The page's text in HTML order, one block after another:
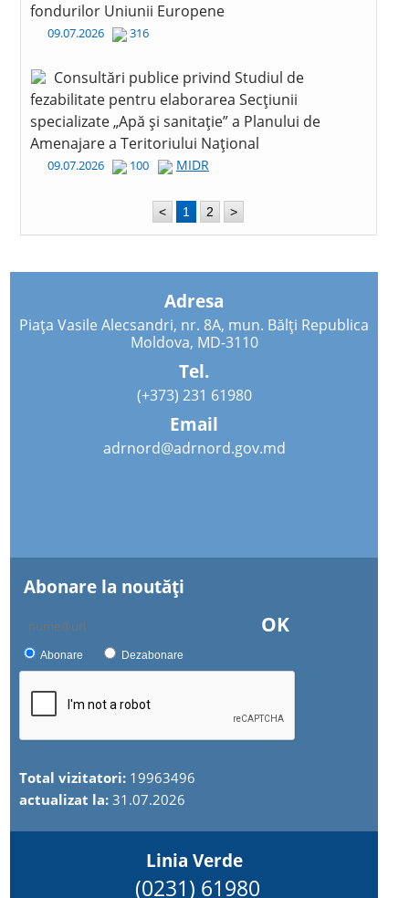
fondurilor Uniunii Europene
09.07.2026 316
Consultări publice privind Studiul de
fezabilitate pentru elaborarea Secțiunii
specializate „Apă și sanitație” a Planului de
Amenajare a Teritoriului Național
09.07.2026 100 MIDR
< 1 2 >
Adresa
Piața Vasile Alecsandri, nr. 8A, mun. Bălți Republica
Moldova, MD-3110
Tel.
(+373) 231 61980
Email
adrnord@adrnord.gov.md
Abonare la noutăţi
OK
Abonare Dezabonare
Total vizitatori: 19963496
actualizat la:31.07.2026
Linia Verde
(0231) 61980